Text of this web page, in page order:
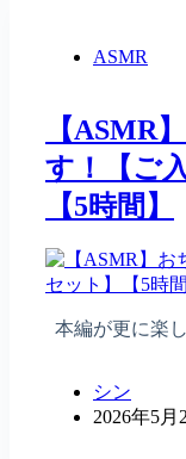
ASMR
【ASMR
す！【ご
【5時間】
本編が更に楽
シン
2026年5月